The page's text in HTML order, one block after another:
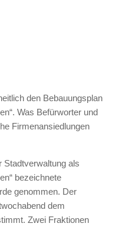
den Bebauungsplan
Was Befürworter und
Firmenansiedlungen
Stadtverwaltung als
bezeichnete
genommen. Der
dem
Zwei Fraktionen